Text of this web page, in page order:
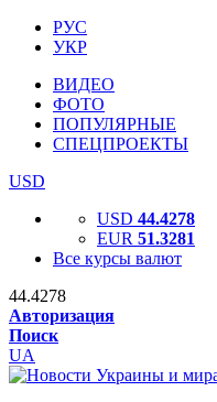
РУС
УКР
ВИДЕО
ФОТО
ПОПУЛЯРНЫЕ
СПЕЦПРОЕКТЫ
USD
USD 44.4278
EUR 51.3281
Все курсы валют
44.4278
Авторизация
Поиск
UA